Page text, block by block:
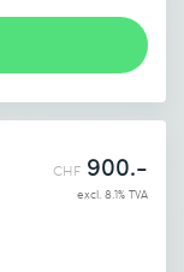
CHF 900.-
excl. 8.1% TVA